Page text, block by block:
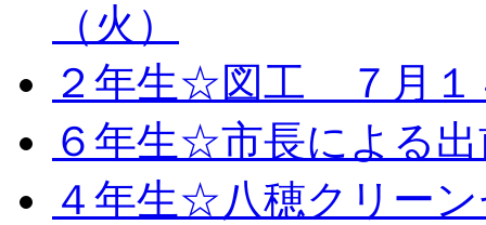
（火）
２年生☆図工 ７月１
６年生☆市長による
４年生☆八穂クリー